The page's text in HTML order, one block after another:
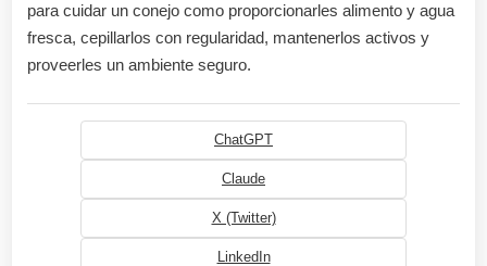
para cuidar un conejo como proporcionarles alimento y agua
fresca, cepillarlos con regularidad, mantenerlos activos y
proveerles un ambiente seguro.
ChatGPT
Claude
X (Twitter)
LinkedIn